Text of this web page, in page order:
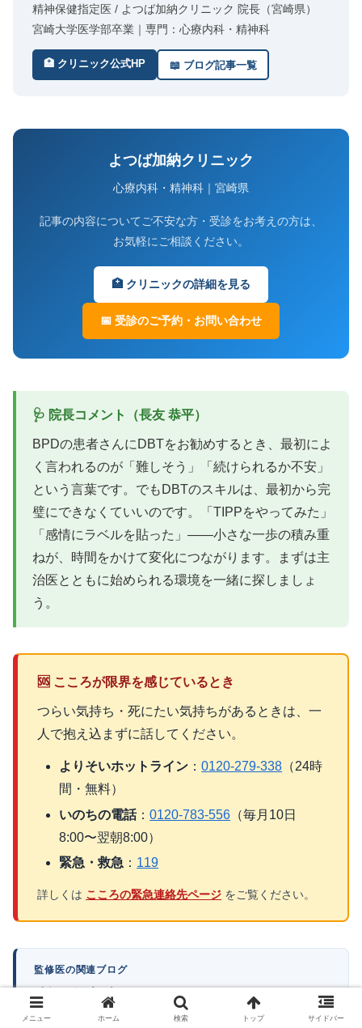
精神保健指定医 / よつば加納クリニック 院長（宮崎県）
宮崎大学医学部卒業｜専門：心療内科・精神科
🏥 クリニック公式HP 📖 ブログ記事一覧
よつば加納クリニック
心療内科・精神科｜宮崎県
記事の内容についてご不安な方・受診をお考えの方は、
お気軽にご相談ください。
🏥 クリニックの詳細を見る
📅 受診のご予約・お問い合わせ
🩺 院長コメント（長友 恭平）
BPDの患者さんにDBTをお勧めするとき、最初によ
く言われるのが「難しそう」「続けられるか不安」
という言葉です。でもDBTのスキルは、最初から完
璧にできなくていいのです。「TIPPをやってみた」
「感情にラベルを貼った」——小さな一歩の積み重
ねが、時間をかけて変化につながります。まずは主
治医とともに始められる環境を一緒に探しましょ
う。
🆘 こころが限界を感じているとき
つらい気持ち・死にたい気持ちがあるときは、一
人で抱え込まずに話してください。
よりそいホットライン ：0120-279-338 （24時
間・無料）
いのちの電話：0120-783-556 （毎月10日
8:00〜翌朝8:00）
緊急・救急 ： 119
詳しくは こころの緊急連絡先ページ をご覧ください。
監修医の関連ブログ
時短 × 健康ブログ ↗
忙しい共働き世帯・一人暮らしの方向けに、宅配食や栄養補助
メニュー ホーム 検索 トップ サイドバー